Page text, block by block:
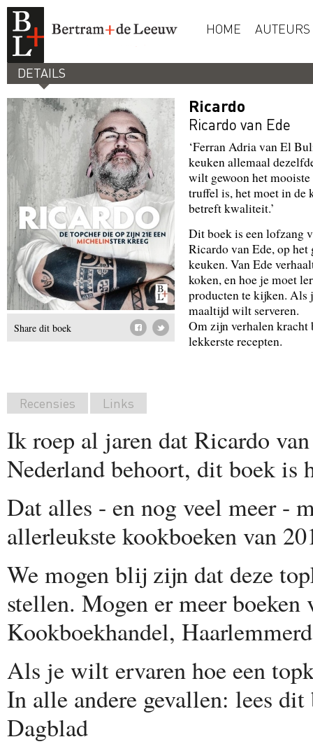
HOME AUTEURS
DETAILS
Share dit boek
Ricardo
Ricardo van Ede
‘Ferran Adria van El
keuken allemaal
wilt gewoon het mooiste
truffel is, het moet in de
betreft kwaliteit.’
Dit boek is een lofzang
Ricardo van Ede, op
keuken. Van Ede
koken, en hoe je moet
producten te kijken. Als
maaltijd wilt serveren.
Om zijn verhalen kracht
lekkerste recepten.
Recensies Links
Ik roep al jaren dat Ricardo
Nederland behoort, dit boek is
Dat alles - en nog veel meer -
allerleukste kookboeken van
We mogen blij zijn dat deze
stellen. Mogen er meer boeken
Kookboekhandel,
Als je wilt ervaren hoe een
In alle andere gevallen: lees
Dagblad